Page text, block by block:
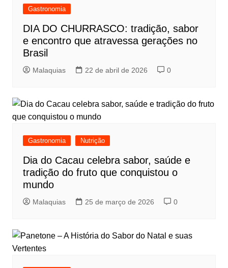
Gastronomia
DIA DO CHURRASCO: tradição, sabor
e encontro que atravessa gerações no
Brasil
Malaquias 22 de abril de 2026 0
Gastronomia Nutrição
Dia do Cacau celebra sabor, saúde e
tradição do fruto que conquistou o
mundo
Malaquias 25 de março de 2026 0